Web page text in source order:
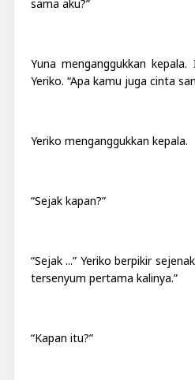
sama aku?”
Yuna menganggukkan
Yeriko. “Apa kamu juga cinta
Yeriko menganggukkan kepala.
“Sejak kapan?”
“Sejak ...” Yeriko berpikir
tersenyum pertama kalinya.”
“Kapan itu?”